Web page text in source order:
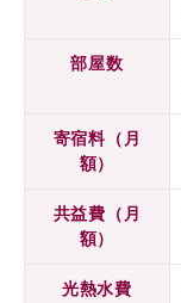
部屋数
寄宿料（月
額）
共益費（月
額）
光熱水費